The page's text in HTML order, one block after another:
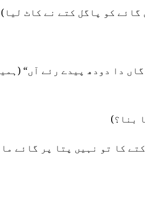
کو پاگل کتے نے کاٹ لیا)
دا دودھ پیدے رئے آں“
بنا؟)
کا تو نہیں پتا پر گائے